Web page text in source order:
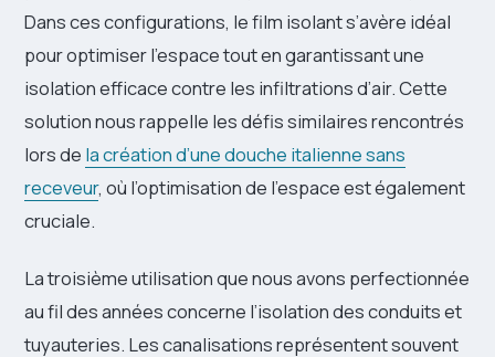
Dans ces configurations, le film isolant s’avère idéal
pour optimiser l’espace tout en garantissant une
isolation efficace contre les infiltrations d’air. Cette
solution nous rappelle les défis similaires rencontrés
lors de la création d’une douche italienne sans
receveur, où l’optimisation de l’espace est également
cruciale.
La troisième utilisation que nous avons perfectionnée
au fil des années concerne l’isolation des conduits et
tuyauteries. Les canalisations représentent souvent